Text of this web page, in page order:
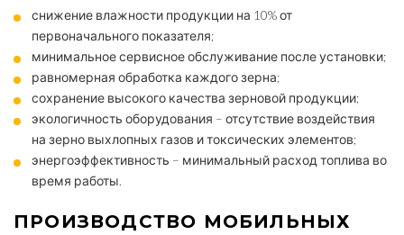
снижение влажности продукции на 10% от
первоначального показателя;
минимальное сервисное обслуживание после установки;
равномерная обработка каждого зерна;
сохранение высокого качества зерновой продукции;
экологичность оборудования – отсутствие воздействия
на зерно выхлопных газов и токсических элементов;
энергоэффективность – минимальный расход топлива во
время работы.
ПРОИЗВОДСТВО МОБИЛЬНЫХ